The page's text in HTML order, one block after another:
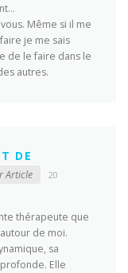
Même si il me
je me sais
de le faire dans le
autres.
DE
Article
20
thérapeute que
de moi.
sa
Elle